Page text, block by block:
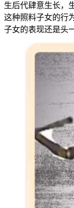
生后代肆意生长，
这种照料子女的行
子女的表现还是头